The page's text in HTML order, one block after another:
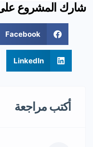
شارك المشروع
Facebook
LinkedIn
أكتب مراجعة